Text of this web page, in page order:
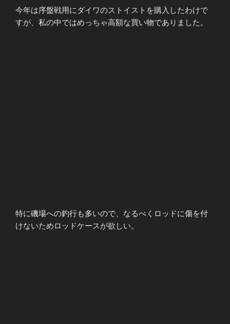
今年は序盤戦用にダイワのストイストを購入したわけで
すが、私の中ではめっちゃ高額な買い物でありました。
特に磯場への釣行も多いので、なるべくロッドに傷を付
けないためロッドケースが欲しい。